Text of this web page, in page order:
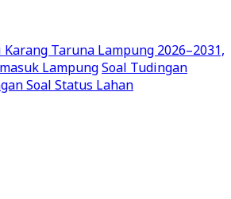
Taruna Lampung 2026–2031,
LampungSoal Tudingan
Soal Status Lahan